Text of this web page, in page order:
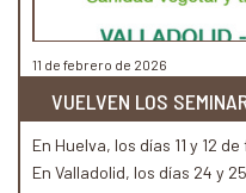
11 de febrero de 2026
VUELVEN LOS
En Huelva, los días 11 y 12
En Valladolid, los días 24 y